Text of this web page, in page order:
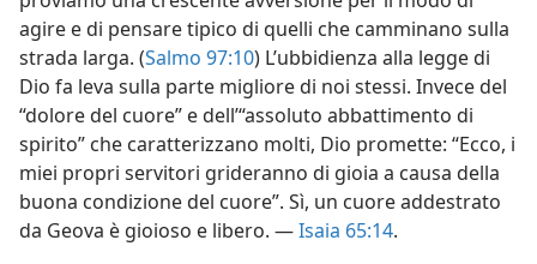
agire e di pensare tipico di quelli che camminano sulla
strada larga. (Salmo 97:10) L’ubbidienza alla legge di
Dio fa leva sulla parte migliore di noi stessi. Invece del
“dolore del cuore” e dell’“assoluto abbattimento di
spirito” che caratterizzano molti, Dio promette: “Ecco, i
miei propri servitori grideranno di gioia a causa della
buona condizione del cuore”. Sì, un cuore addestrato
da Geova è gioioso e libero. —Isaia 65:14.